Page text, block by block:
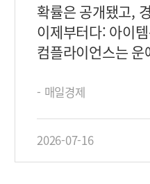
확률은 공개됐고,
이제부터다: 아이
컴플라이언스는 운
- 매일경제
2026-07-16